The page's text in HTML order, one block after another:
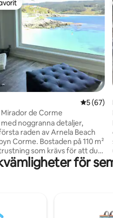
betyg, 45 omdömen
5 av 5 i
5 (67)
de Corme
noggranna detaljer,
raden av Arnela Beach
Corme. Bostaden på 110 m²
som krävs för att du
dig bekväm. Den moderna
det fullt utrustade köket,
sängar och alla med
för